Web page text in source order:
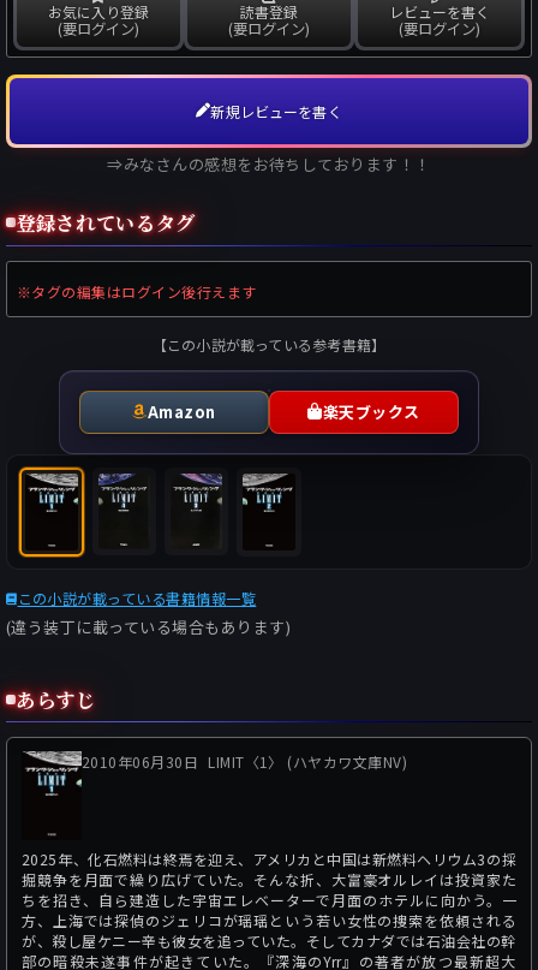
お気に入り登録
(要ログイン)
読書登録
(要ログイン)
レビューを書く
(要ログイン)
新規レビューを書く
⇒みなさんの感想をお待ちしております！！
登録されているタグ
※タグの編集はログイン後行えます
【この小説が載っている参考書籍】
Amazon 楽天ブックス
この小説が載っている書籍情報一覧
(違う装丁に載っている場合もあります)
あらすじ
2010年06月30日 LIMIT〈1〉 (ハヤカワ文庫NV)
2025年、化石燃料は終焉を迎え、アメリカと中国は新燃料ヘリウム3の採
掘競争を月面で繰り広げていた。そんな折、大富豪オルレイは投資家た
ちを招き、自ら建造した宇宙エレベーターで月面のホテルに向かう。一
方、上海では探偵のジェリコが瑶瑶という若い女性の捜索を依頼される
が、殺し屋ケニー辛も彼女を追っていた。そしてカナダでは石油会社の幹
部の暗殺未遂事件が起きていた。『深海のYrr』の著者が放つ最新超大